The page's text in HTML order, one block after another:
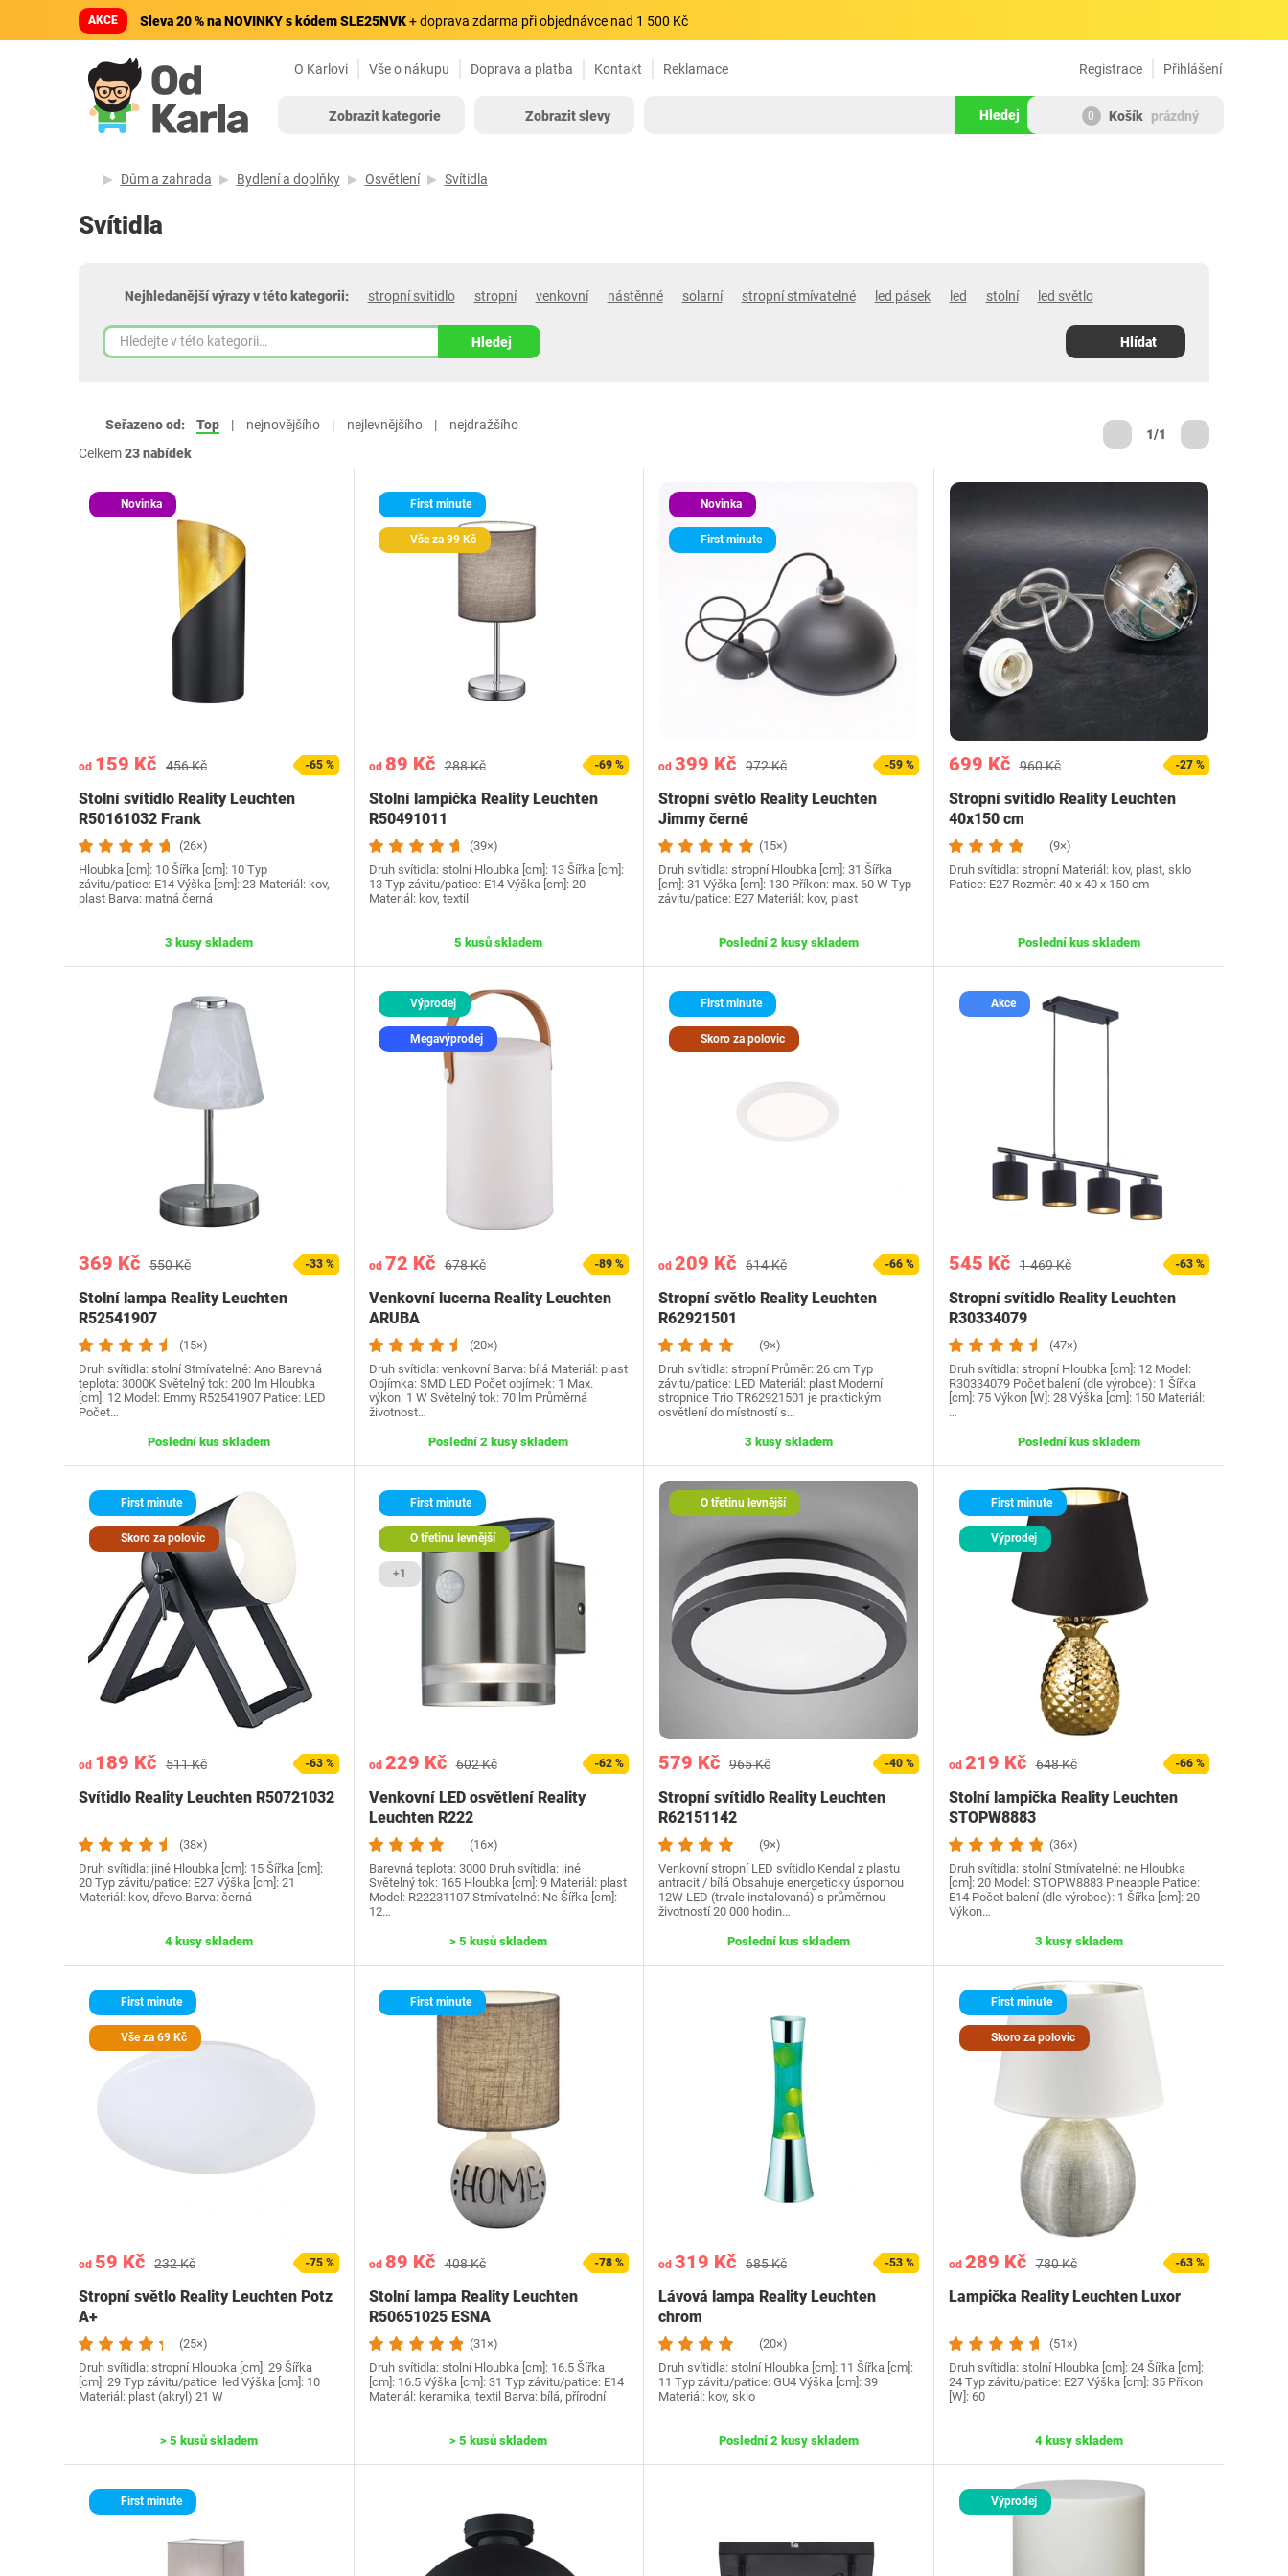
AKCE Sleva 20 % na NOVINKY s kódem SLE25NVK+ doprava zdarma při objednávce nad 1 500 Kč
O Karlovi Vše o nákupu Doprava a platba Kontakt Reklamace Přihlášení
Registrace
Zobrazit kategorie Zobrazit slevy Hledej 0 Košík prázdný
Dům a zahrada Bydlení a doplňky Osvětlení Svítidla
Svítidla
Nejhledanější výrazy v této kategorii: stropní svitidlo stropní venkovní nástěnné solarní stropní stmívatelné led pásek led stolní led světlo
Hledej Hlídat
Seřazeno od: Top nejnovějšího nejlevnějšího
nejdražšího
Celkem23 nabídek
1/1
Novinka
od 159 Kč 456 Kč -65 %
Stolní svítidlo Reality Leuchten
R50161032 Frank
(26×)
Hloubka [cm]: 10 Šířka [cm]: 10 Typ
závitu/patice: E14 Výška [cm]: 23 Materiál: kov,
plast Barva: matná černá
3 kusy skladem
First minute
Vše za 99 Kč
od 89 Kč 288 Kč -69 %
Stolní lampička Reality Leuchten
R50491011
(39×)
Druh svítidla: stolní Hloubka [cm]: 13 Šířka [cm]:
13 Typ závitu/patice: E14 Výška [cm]: 20
Materiál: kov, textil
5 kusů skladem
Novinka
First minute
od 399 Kč 972 Kč -59 %
Stropní světlo Reality Leuchten
Jimmy černé
(15×)
Druh svítidla: stropní Hloubka [cm]: 31 Šířka
[cm]: 31 Výška [cm]: 130 Příkon: max. 60 W Typ
závitu/patice: E27 Materiál: kov, plast
Poslední 2 kusy skladem
699 Kč 960 Kč -27 %
Stropní svítidlo Reality Leuchten
40x150 cm
(9×)
Druh svítidla: stropní Materiál: kov, plast, sklo
Patice: E27 Rozměr: 40 x 40 x 150 cm
Poslední kus skladem
369 Kč 550 Kč -33 %
Stolní lampa Reality Leuchten
R52541907
(15×)
Druh svítidla: stolní Stmívatelné: Ano Barevná
teplota: 3000K Světelný tok: 200 lm Hloubka
[cm]: 12 Model: Emmy R52541907 Patice: LED
Počet…
Poslední kus skladem
Výprodej
Megavýprodej
od 72 Kč 678 Kč -89 %
Venkovní lucerna Reality Leuchten
ARUBA
(20×)
Druh svítidla: venkovní Barva: bílá Materiál: plast
Objímka: SMD LED Počet objímek: 1 Max.
výkon: 1 W Světelný tok: 70 lm Průměrná
životnost…
Poslední 2 kusy skladem
First minute
Skoro za polovic
od 209 Kč 614 Kč -66 %
Stropní světlo Reality Leuchten
R62921501
(9×)
Druh svítidla: stropní Průměr: 26 cm Typ
závitu/patice: LED Materiál: plast Moderní
stropnice Trio TR62921501 je praktickým
osvětlení do místností s…
3 kusy skladem
Akce
545 Kč 1 469 Kč -63 %
Stropní svítidlo Reality Leuchten
R30334079
(47×)
Druh svítidla: stropní Hloubka [cm]: 12 Model:
R30334079 Počet balení (dle výrobce): 1 Šířka
[cm]: 75 Výkon [W]: 28 Výška [cm]: 150 Materiál:
…
Poslední kus skladem
First minute
Skoro za polovic
od 189 Kč 511 Kč -63 %
Svítidlo Reality Leuchten R50721032
(38×)
Druh svítidla: jiné Hloubka [cm]: 15 Šířka [cm]:
20 Typ závitu/patice: E27 Výška [cm]: 21
Materiál: kov, dřevo Barva: černá
4 kusy skladem
First minute
O třetinu levnější
+1
od 229 Kč 602 Kč -62 %
Venkovní LED osvětlení Reality
Leuchten R222
(16×)
Barevná teplota: 3000 Druh svítidla: jiné
Světelný tok: 165 Hloubka [cm]: 9 Materiál: plast
Model: R22231107 Stmívatelné: Ne Šířka [cm]:
12…
> 5 kusů skladem
O třetinu levnější
579 Kč 965 Kč -40 %
Stropní svítidlo Reality Leuchten
R62151142
(9×)
Venkovní stropní LED svítidlo Kendal z plastu
antracit / bílá Obsahuje energeticky úspornou
12W LED (trvale instalovaná) s průměrnou
životností 20 000 hodin…
Poslední kus skladem
First minute
Výprodej
od 219 Kč 648 Kč -66 %
Stolní lampička Reality Leuchten
STOPW8883
(36×)
Druh svítidla: stolní Stmívatelné: ne Hloubka
[cm]: 20 Model: STOPW8883 Pineapple Patice:
E14 Počet balení (dle výrobce): 1 Šířka [cm]: 20
Výkon…
3 kusy skladem
First minute
Vše za 69 Kč
od 59 Kč 232 Kč -75 %
Stropní světlo Reality Leuchten Potz
A+
(25×)
Druh svítidla: stropní Hloubka [cm]: 29 Šířka
[cm]: 29 Typ závitu/patice: led Výška [cm]: 10
Materiál: plast (akryl) 21 W
> 5 kusů skladem
First minute
od 89 Kč 408 Kč -78 %
Stolní lampa Reality Leuchten
R50651025 ESNA
(31×)
Druh svítidla: stolní Hloubka [cm]: 16.5 Šířka
[cm]: 16.5 Výška [cm]: 31 Typ závitu/patice: E14
Materiál: keramika, textil Barva: bílá, přírodní
> 5 kusů skladem
od 319 Kč 685 Kč -53 %
Lávová lampa Reality Leuchten
chrom
(20×)
Druh svítidla: stolní Hloubka [cm]: 11 Šířka [cm]:
11 Typ závitu/patice: GU4 Výška [cm]: 39
Materiál: kov, sklo
Poslední 2 kusy skladem
First minute
Skoro za polovic
od 289 Kč 780 Kč -63 %
Lampička Reality Leuchten Luxor
(51×)
Druh svítidla: stolní Hloubka [cm]: 24 Šířka [cm]:
24 Typ závitu/patice: E27 Výška [cm]: 35 Příkon
[W]: 60
4 kusy skladem
First minute Výprodej